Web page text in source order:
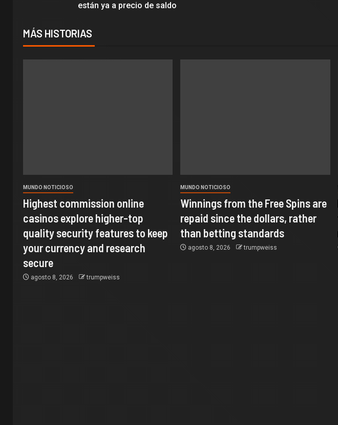
están ya a precio de saldo
MÁS HISTORIAS
MUNDO NOTICIOSO
Highest commission online
casinos explore higher-top
quality security features to keep
your currency and research
secure
agosto 8, 2026 trumpweiss
MUNDO NOTICIOSO
Winnings from the Free Spins are
repaid since the dollars, rather
than betting standards
agosto 8, 2026 trumpweiss